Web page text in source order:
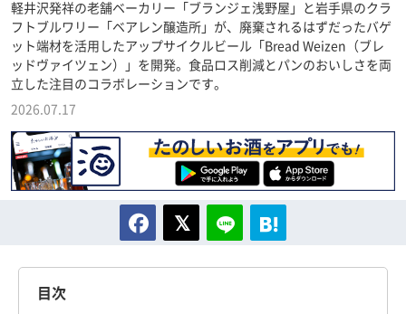
軽井沢発祥の老舗ベーカリー「ブランジェ浅野屋」と岩手県のクラ
フトブルワリー「ベアレン醸造所」が、廃棄されるはずだったバゲ
ット端材を活用したアップサイクルビール「Bread Weizen（ブレ
ッドヴァイツェン）」を開発。食品ロス削減とパンのおいしさを両
立した注目のコラボレーションです。
2026.07.17
目次